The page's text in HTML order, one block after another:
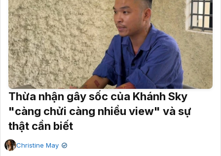
Thừa nhận gây sốc của Khánh Sky
"càng chửi càng nhiều view" và sự
thật cần biết
Christine May ✔